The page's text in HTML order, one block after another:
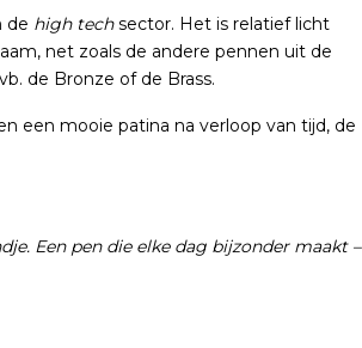
de high techsector. Het is relatief licht
net zoals de andere pennen uit de
de Bronze of de Brass.
een mooie patina na verloop van tijd, de
Een pen die elke dag bijzonder maakt –